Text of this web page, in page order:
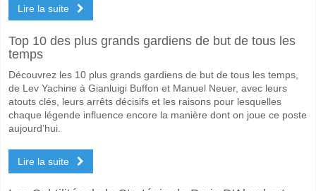
Lire la suite
Top 10 des plus grands gardiens de but de tous les
temps
Découvrez les 10 plus grands gardiens de but de tous les temps,
de Lev Yachine à Gianluigi Buffon et Manuel Neuer, avec leurs
atouts clés, leurs arrêts décisifs et les raisons pour lesquelles
chaque légende influence encore la manière dont on joue ce poste
aujourd’hui.
Lire la suite